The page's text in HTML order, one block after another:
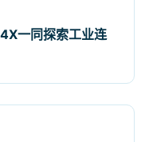
一同探索工业连